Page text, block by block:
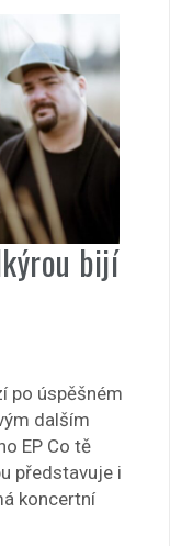
bijí
po úspěšném
dalším
EP Co tě
představuje i
koncertní